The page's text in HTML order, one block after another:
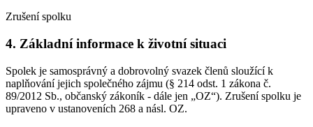
Zrušení spolku
4. Základní informace k životní situaci
Spolek je samosprávný a dobrovolný svazek členů sloužící k
naplňování jejich společného zájmu (§ 214 odst. 1 zákona č.
89/2012 Sb., občanský zákoník - dále jen „OZ“). Zrušení spolku je
upraveno v ustanoveních 268 a násl. OZ.